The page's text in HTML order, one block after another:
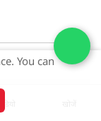
You can